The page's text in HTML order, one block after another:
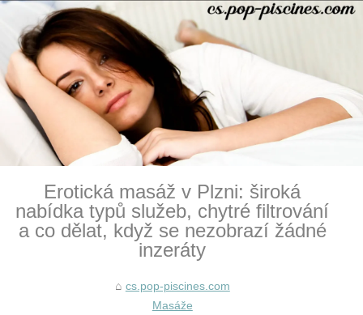
Erotická masáž v Plzni: široká
nabídka typů služeb, chytré filtrování
a co dělat, když se nezobrazí žádné
inzeráty
cs.pop-piscines.com
Masáže